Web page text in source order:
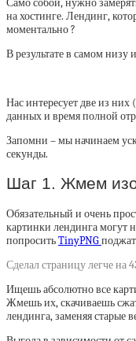
на хостинге. Лендинг,
моментально ?
В результате в самом
Нас интересует две из
данных и время полной
Запомни – мы начинаем
секунды.
Шаг 1. Жмем
Обязательный и очень
картинки лендинга могут
попроситьTinyPNG
Сделал страницу легче на
Ищешь абсолютно все
Жмешь их, скачиваешь
лендинга, заменяя старые